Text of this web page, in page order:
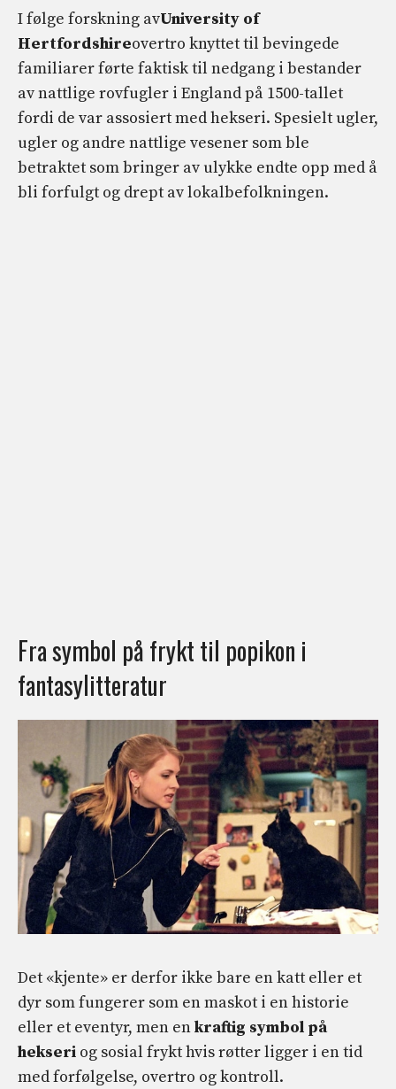
I følge forskning avUniversity of
Hertfordshireovertro knyttet til bevingede
familiarer førte faktisk til nedgang i bestander
av nattlige rovfugler i England på 1500-tallet
fordi de var assosiert med hekseri. Spesielt ugler,
ugler og andre nattlige vesener som ble
betraktet som bringer av ulykke endte opp med å
bli forfulgt og drept av lokalbefolkningen.
Fra symbol på frykt til popikon i
fantasylitteratur
Det «kjente» er derfor ikke bare en katt eller et
dyr som fungerer som en maskot i en historie
eller et eventyr, men enkraftig symbol på
hekseri og sosial frykt hvis røtter ligger i en tid
med forfølgelse, overtro og kontroll.